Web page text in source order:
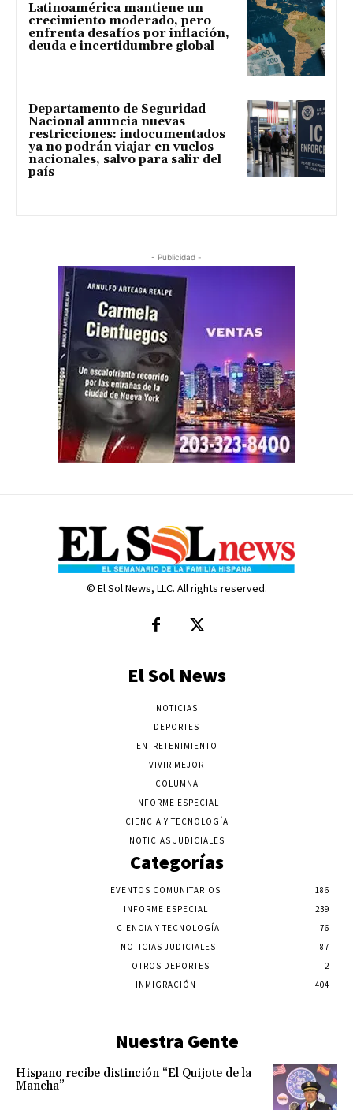
Latinoamérica mantiene un
crecimiento moderado, pero
enfrenta desafíos por inflación,
deuda e incertidumbre global
Departamento de Seguridad
Nacional anuncia nuevas
restricciones: indocumentados
ya no podrán viajar en vuelos
nacionales, salvo para salir del
país
- Publicidad -
© El Sol News, LLC. All rights reserved.
El Sol News
NOTICIAS
DEPORTES
ENTRETENIMIENTO
VIVIR MEJOR
COLUMNA
INFORME ESPECIAL
CIENCIA Y TECNOLOGÍA
NOTICIAS JUDICIALES
Categorías
EVENTOS COMUNITARIOS
186
INFORME ESPECIAL
239
CIENCIA Y TECNOLOGÍA
76
NOTICIAS JUDICIALES
87
OTROS DEPORTES
2
INMIGRACIÓN
404
Nuestra Gente
Hispano recibe distinción “El Quijote de la
Mancha”